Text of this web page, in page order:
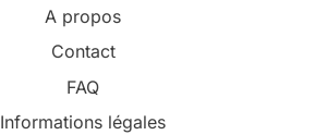
A propos
Contact
FAQ
Informations légales